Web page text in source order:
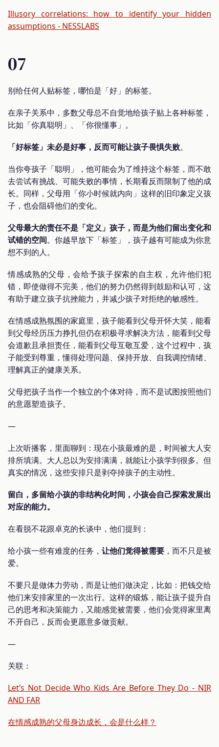
Illusory correlations: how to identify your hidden
assumptions - NESSLABS
07
别给任何人贴标签，哪怕是「好」的标签。
在亲子关系中，多数父母总不自觉地给孩子贴上各种标签，
比如「你真聪明」、「你很懂事」。
「好标签」未必是好事，反而可能让孩子畏惧失败。
当你夸孩子「聪明」，他可能会为了维持这个标签，而不敢
去尝试有挑战、可能失败的事情，长期看反而限制了他的成
长。同样，父母用「你小时候就内向」这样的旧印象定义孩
子，也会阻碍他们的变化。
父母最大的责任不是「定义」孩子，而是为他们留出变化和
试错的空间。你越早放下「标签」，孩子越有可能成为你意
想不到的人。
情感成熟的父母，会给予孩子探索的自主权，允许他们犯
错，即使做得不完美，他们的努力仍然得到鼓励和认可，这
有助于建立孩子抗挫能力，并减少孩子对拒绝的敏感性。
在情感成熟氛围的家庭里，孩子能看到父母开怀大笑，能看
到父母经历压力挣扎但仍在积极寻求解决方法，能看到父母
会道歉且承担责任，能看到父母互敬互爱，这个过程中，孩
子能受到尊重，懂得处理问题、保持开放、自我调控情绪、
理解真正的健康关系。
父母把孩子当作一个独立的个体对待，而不是试图按照他们
的意愿塑造孩子。
—
上次听播客，里面聊到：现在小孩最难的是，时间被大人安
排所填满。大人总以为安排满满，就能让小孩学到很多。但
真实的情况，这些安排只是剥夺掉孩子的主动性。
留白，多留给小孩的非结构化时间，小孩会自己探索发展出
对应的能力。
在看脱不花跟卓克的长谈中，他们提到：
给小孩一些有难度的任务， 让他们觉得被需要 ，而不只是被
爱。
不要只是做体力劳动，而是让他们做决定，比如：把钱交给
他们来安排家里的一次出行。这样的锻炼，能让孩子提升自
己的思考和决策能力，又能感觉被需要，他们会觉得家里离
不开自己，反而会更愿意多做贡献。
—
关联：
Let’s Not Decide Who Kids Are Before They Do - NIR
AND FAR
在情感成熟的父母身边成长，会是什么样？